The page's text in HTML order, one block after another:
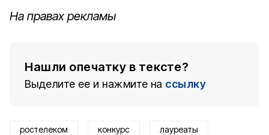
На правах рекламы
Нашли опечатку в тексте?
Выделите ее и нажмите на ссылку
ростелеком конкурс лауреаты